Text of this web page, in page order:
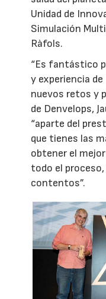
Unidad de
Simulación
Ràfols.
“Es fantástico
y experiencia
nuevos retos y
de Denvelops,
“aparte del
que tienes las
obtener el
todo el
contentos”.